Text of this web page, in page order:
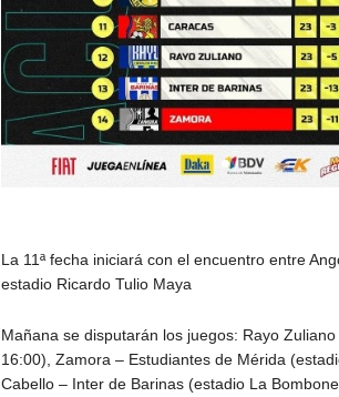
La 11ª fecha iniciará con el encuentro entre
estadio Ricardo Tulio Maya
Mañana se disputarán los juegos: Rayo
16:00), Zamora – Estudiantes de Mérida
Cabello – Inter de Barinas (estadio La